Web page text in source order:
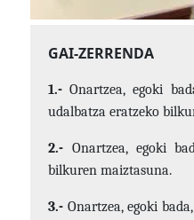
GAI-ZERRENDA
1.-Onartzea, egoki
udalbatza eratzeko
2.- Onartzea, egoki
bilkuren maiztasuna.
3.- Onartzea, egoki